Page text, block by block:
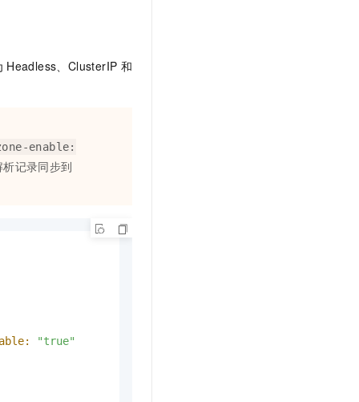
Headless、ClusterIP 和
enable:
析记录同步到
"true"